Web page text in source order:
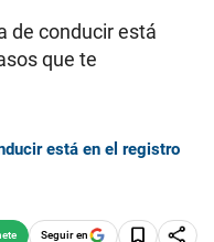
de conducir está
que te
está en el registro
Seguir en